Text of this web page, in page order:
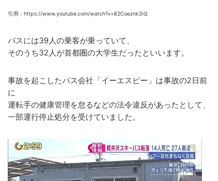
引用：https://www.youtube.com/watch?v=82Coeznk3iQ
バスには39人の乗客が乗っていて、
そのうち32人が首都圏の大学生だったといいます。
事故を起こしたバス会社「イーエスピー」は事故の2日前
に
運転手の健康管理を怠るなどの法令違反があったとして、
一部運行停止処分を受けていました。